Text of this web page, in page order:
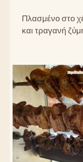
Πλασμένο στο
και τραγανή